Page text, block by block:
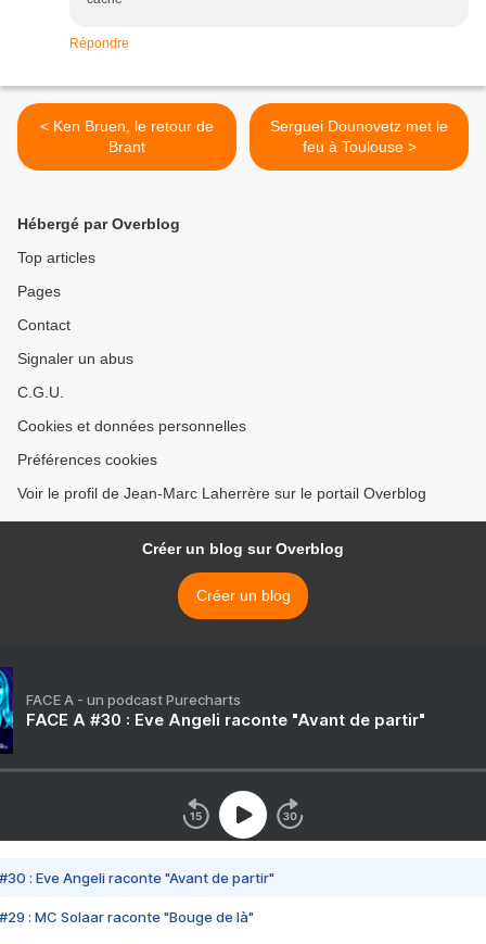
Répondre
< Ken Bruen, le retour de
Brant
Serguei Dounovetz met le
feu à Toulouse >
Hébergé par Overblog
Top articles
Pages
Contact
Signaler un abus
C.G.U.
Cookies et données personnelles
Préférences cookies
Voir le profil de Jean-Marc Laherrère sur le portail Overblog
Créer un blog sur Overblog
Créer un blog
FACE A - un podcast Purecharts
FACE A #30 : Eve Angeli raconte "Avant de partir"
#30 : Eve Angeli raconte "Avant de partir"
#29 : MC Solaar raconte "Bouge de là"